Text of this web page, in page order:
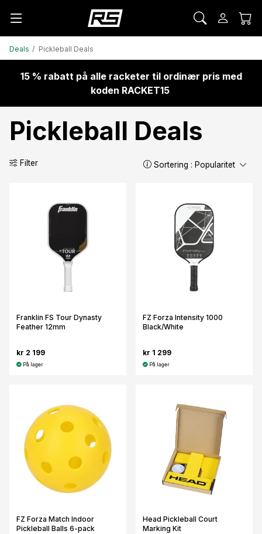
Deals Pickleball Deals
15 % rabatt på alle racketer til ordinær pris med
koden RACKET15
Pickleball Deals
Filter Sortering : Popularitet
Franklin FS Tour Dynasty
Feather 12mm
kr 2 199
På lager
FZ Forza Intensity 1000
Black/White
kr 1 299
På lager
FZ Forza Match Indoor
Pickleball Balls 6-pack
Head Pickleball Court
Marking Kit